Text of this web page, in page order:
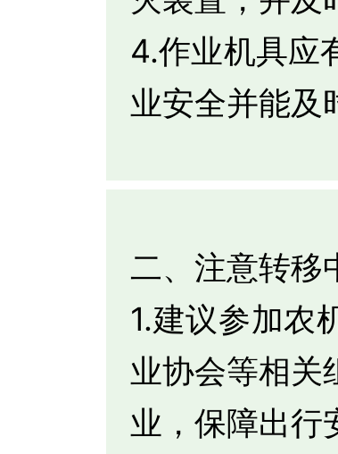
4.作业机具应
业安全并能及
二、注意转移
1.建议参加农
业协会等相关
业，保障出行